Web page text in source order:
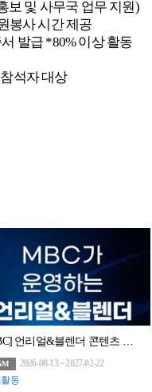
보 및 사무국 업무 지원)
봉사 시간 제공
발급 *80% 이상 활동
석자 대상
[MBC] 언리얼&블렌더 콘텐츠 전문가 과정 7기 모집(~8/13)
2026-08-13 ~ 2027-02-22
동